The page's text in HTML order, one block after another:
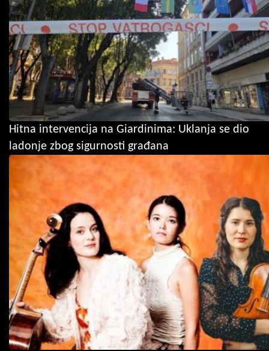
Hitna intervencija na Giardinima: Uklanja se dio
ladonje zbog sigurnosti građana